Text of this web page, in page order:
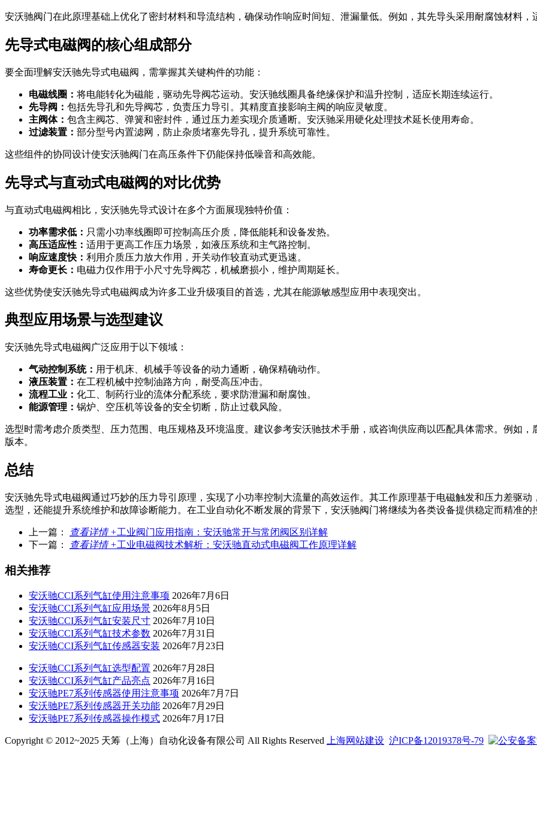
安沃驰阀门在此原理基础上优化了密封材料和导流结构，确保动作响应时间短、泄漏量低。例如，其先导头采用耐腐蚀材料，
先导式电磁阀的核心组成部分
要全面理解安沃驰先导式电磁阀，需掌握其关键构件的功能：
电磁线圈： 将电能转化为磁能，驱动先导阀芯运动。安沃驰线圈具备绝缘保护和温升控制，适应长期连续运行。
先导阀： 包括先导孔和先导阀芯，负责压力导引。其精度直接影响主阀的响应灵敏度。
主阀体： 包含主阀芯、弹簧和密封件，通过压力差实现介质通断。安沃驰采用硬化处理技术延长使用寿命。
过滤装置： 部分型号内置滤网，防止杂质堵塞先导孔，提升系统可靠性。
这些组件的协同设计使安沃驰阀门在高压条件下仍能保持低噪音和高效能。
先导式与直动式电磁阀的对比优势
与直动式电磁阀相比，安沃驰先导式设计在多个方面展现独特价值：
功率需求低： 只需小功率线圈即可控制高压介质，降低能耗和设备发热。
高压适应性： 适用于更高工作压力场景，如液压系统和主气路控制。
响应速度快： 利用介质压力放大作用，开关动作较直动式更迅速。
寿命更长： 电磁力仅作用于小尺寸先导阀芯，机械磨损小，维护周期延长。
这些优势使安沃驰先导式电磁阀成为许多工业升级项目的首选，尤其在能源敏感型应用中表现突出。
典型应用场景与选型建议
安沃驰先导式电磁阀广泛应用于以下领域：
气动控制系统： 用于机床、机械手等设备的动力通断，确保精确动作。
液压装置： 在工程机械中控制油路方向，耐受高压冲击。
流程工业： 化工、制药行业的流体分配系统，要求防泄漏和耐腐蚀。
能源管理： 锅炉、空压机等设备的安全切断，防止过载风险。
选型时需考虑介质类型、压力范围、电压规格及环境温度。建议参考安沃驰技术手册，或咨询供应商以匹配具体需求。例如
版本。
总结
安沃驰先导式电磁阀通过巧妙的压力导引原理，实现了小功率控制大流量的高效运作。其工作原理基于电磁触发和压力差驱
选型，还能提升系统维护和故障诊断能力。在工业自动化不断发展的背景下，安沃驰阀门将继续为各类设备提供稳定而精准的
上一篇： 查看详情 +工业阀门应用指南：安沃驰常开与常闭阀区别详解
下一篇：
查看详情 +工业电磁阀技术解析：安沃驰直动式电磁阀工作原理详解
相关推荐
安沃驰CCI系列气缸使用注意事项 2026年7月6日
安沃驰CCI系列气缸应用场景 2026年8月5日
安沃驰CCI系列气缸安装尺寸 2026年7月10日
安沃驰CCI系列气缸技术参数 2026年7月31日
安沃驰CCI系列气缸传感器安装 2026年7月23日
安沃驰CCI系列气缸选型配置 2026年7月28日
安沃驰CCI系列气缸产品亮点 2026年7月16日
安沃驰PE7系列传感器使用注意事项 2026年7月7日
安沃驰PE7系列传感器开关功能 2026年7月29日
安沃驰PE7系列传感器操作模式 2026年7月17日
Copyright © 2012~2025 天筹（上海）自动化设备有限公司 All Rights Reserved 上海网站建设 沪ICP备12019378号-79